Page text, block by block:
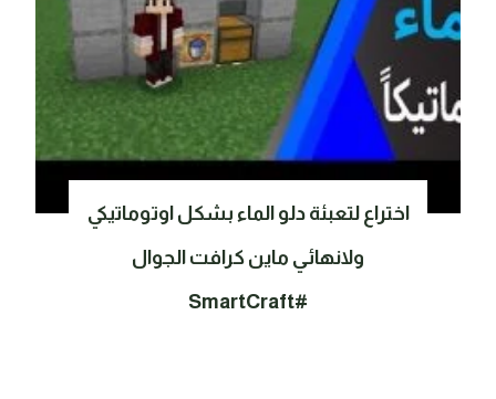
اختراع لتعبئة دلو الماء بشكل اوتوماتيكي
ولانهائي ماين كرافت الجوال
#SmartCraft